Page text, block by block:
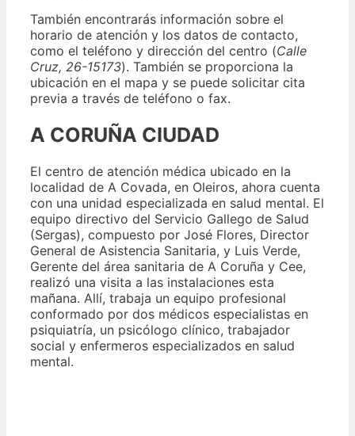
También encontrarás información sobre el
horario de atención y los datos de contacto,
como el teléfono y dirección del centro (Calle
Cruz, 26-15173). También se proporciona la
ubicación en el mapa y se puede solicitar cita
previa a través de teléfono o fax.
A CORUÑA CIUDAD
El centro de atención médica ubicado en la
localidad de A Covada, en Oleiros, ahora cuenta
con una unidad especializada en salud mental. El
equipo directivo del Servicio Gallego de Salud
(Sergas), compuesto por José Flores, Director
General de Asistencia Sanitaria, y Luis Verde,
Gerente del área sanitaria de A Coruña y Cee,
realizó una visita a las instalaciones esta
mañana. Allí, trabaja un equipo profesional
conformado por dos médicos especialistas en
psiquiatría, un psicólogo clínico, trabajador
social y enfermeros especializados en salud
mental.